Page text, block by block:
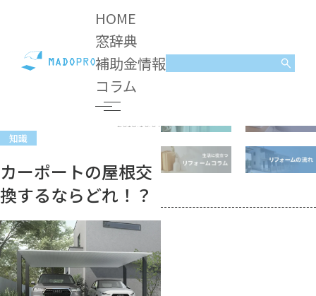
HOME
窓辞典
補助金情報
コラム
コラム
知識
カーポートの屋根交換するならどれ！？
2018.10.04
知識
カーポートの屋根交
換するならどれ！？